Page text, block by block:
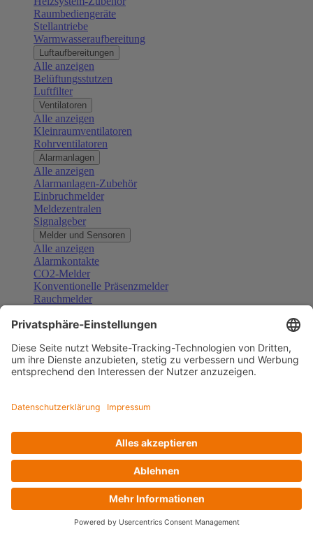
Raumbediengeräte
Stellantriebe
Warmwasseraufbereitung
Luftaufbereitungen
Alle anzeigen
Belüftungsstutzen
Luftfilter
Ventilatoren
Alle anzeigen
Kleinraumventilatoren
Rohrventilatoren
Alarmanlagen
Alle anzeigen
Alarmanlagen-Zubehör
Einbruchmelder
Meldezentralen
Signalgeber
Melder und Sensoren
Alle anzeigen
Alarmkontakte
CO2-Melder
Konventionelle Präsenzmelder
Rauchmelder
Gefahrenmelder
Türsprechanlagen
Alle anzeigen
Außenstationen
Klingeltaster und Gongs
Sprechanlagen-Sets
Zubehör Türkommunikation
Videoüberwachung
Zubehör Videoüberwachung
Alle anzeigen